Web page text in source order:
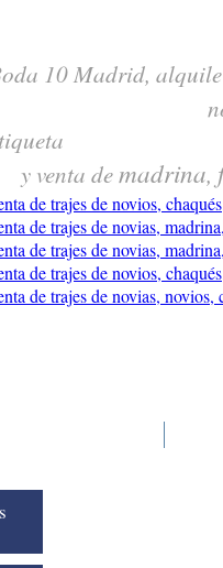
10 Madrid,
y venta demadrina,